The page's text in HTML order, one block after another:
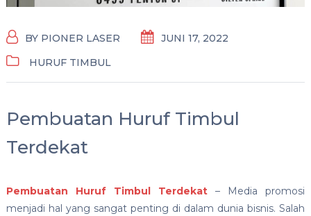
BY PIONER LASER
JUNI 17, 2022
HURUF TIMBUL
Pembuatan Huruf Timbul
Terdekat
Pembuatan Huruf Timbul Terdekat – Media promosi
menjadi hal yang sangat penting di dalam dunia bisnis. Salah